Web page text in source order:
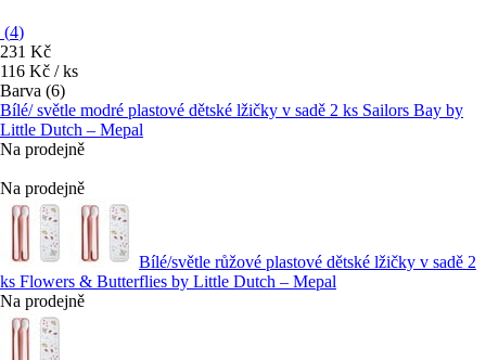
(4)
231 Kč
116 Kč / ks
Barva (6)
Bílé/ světle modré plastové dětské lžičky v sadě 2 ks Sailors Bay by
Little Dutch – Mepal
Na prodejně
Na prodejně
Bílé/světle růžové plastové dětské lžičky v sadě 2
ks Flowers & Butterflies by Little Dutch – Mepal
Na prodejně